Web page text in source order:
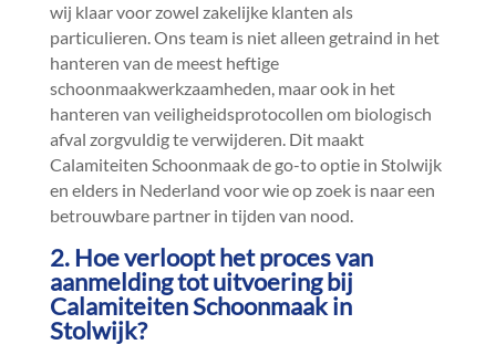
wij klaar voor zowel zakelijke klanten als
particulieren.​ Ons team is niet alleen getraind in het
hanteren van de meest heftige
schoonmaakwerkzaamheden, maar ook in het
hanteren van veiligheidsprotocollen om biologisch
afval zorgvuldig te verwijderen.​ Dit maakt
Calamiteiten Schoonmaak de go-to optie in Stolwijk
en elders in Nederland voor wie op zoek is naar een
betrouwbare partner in tijden van nood.​
2.​ Hoe verloopt het proces van
aanmelding tot uitvoering bij
Calamiteiten Schoonmaak in
Stolwijk?